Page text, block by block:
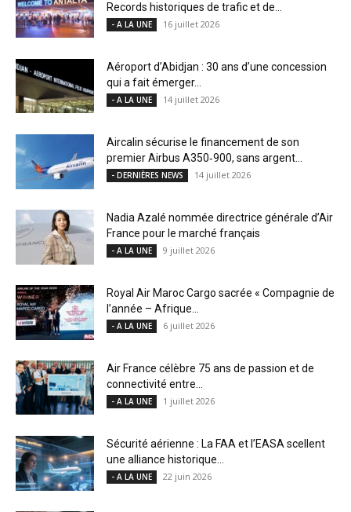
Records historiques de trafic et de...
- A LA UNE 16 juillet 2026
Aéroport d’Abidjan : 30 ans d’une concession
qui a fait émerger...
- A LA UNE 14 juillet 2026
Aircalin sécurise le financement de son
premier Airbus A350‑900, sans argent...
- DERNIÈRES NEWS 14 juillet 2026
Nadia Azalé nommée directrice générale d’Air
France pour le marché français
- A LA UNE 9 juillet 2026
Royal Air Maroc Cargo sacrée « Compagnie de
l’année – Afrique...
- A LA UNE 6 juillet 2026
Air France célèbre 75 ans de passion et de
connectivité entre...
- A LA UNE 1 juillet 2026
Sécurité aérienne : La FAA et l’EASA scellent
une alliance historique...
- A LA UNE 22 juin 2026